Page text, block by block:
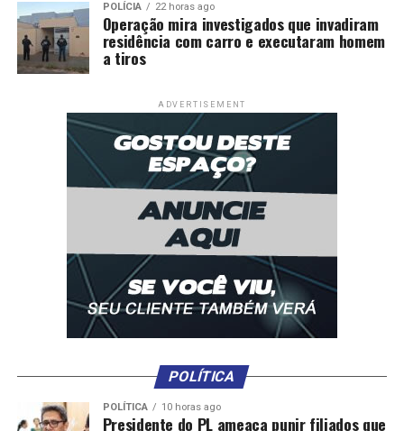
POLÍCIA 22 horas ago
Operação mira investigados que invadiram
residência com carro e executaram homem
a tiros
ADVERTISEMENT
POLÍTICA
POLÍTICA 10 horas ago
Presidente do PL ameaça punir filiados que